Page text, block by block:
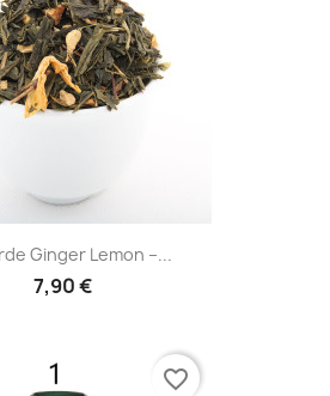
Ginger Lemon –...
7,90 €
favorite_border